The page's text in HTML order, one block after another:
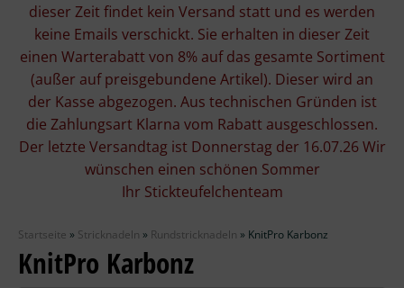
Stickpackungen
Stickgarne
Stoffe
Mill Hill Beads
Wolle
dieser Zeit findet kein Versand statt und es werden
keine Emails verschickt. Sie erhalten in dieser Zeit
einen Warterabatt von 8% auf das gesamte Sortiment
(außer auf preisgebundene Artikel). Dieser wird an
der Kasse abgezogen. Aus technischen Gründen ist
die Zahlungsart Klarna vom Rabatt ausgeschlossen.
Der letzte Versandtag ist Donnerstag der 16.07.26 Wir
wünschen einen schönen Sommer
Ihr Stickteufelchenteam
Startseite » Stricknadeln » Rundstricknadeln » KnitPro Karbonz
KnitPro Karbonz